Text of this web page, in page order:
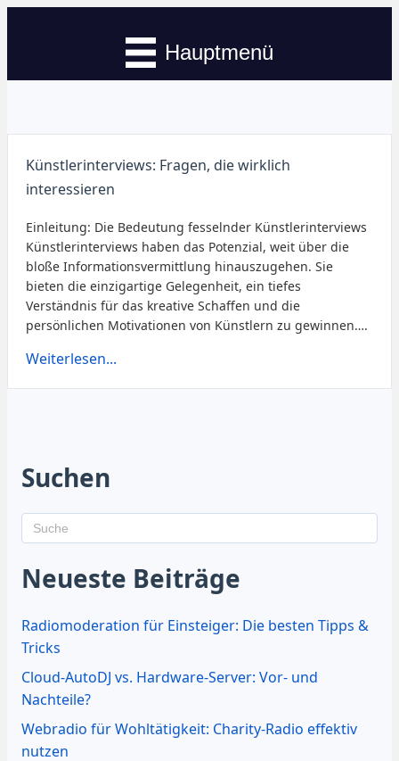
Hauptmenü
Künstlerinterviews: Fragen, die wirklich
interessieren
Einleitung: Die Bedeutung fesselnder Künstlerinterviews
Künstlerinterviews haben das Potenzial, weit über die
bloße Informationsvermittlung hinauszugehen. Sie
bieten die einzigartige Gelegenheit, ein tiefes
Verständnis für das kreative Schaffen und die
persönlichen Motivationen von Künstlern zu gewinnen….
Weiterlesen...
Suchen
Neueste Beiträge
Radiomoderation für Einsteiger: Die besten Tipps &
Tricks
Cloud-AutoDJ vs. Hardware-Server: Vor- und
Nachteile?
Webradio für Wohltätigkeit: Charity-Radio effektiv
nutzen